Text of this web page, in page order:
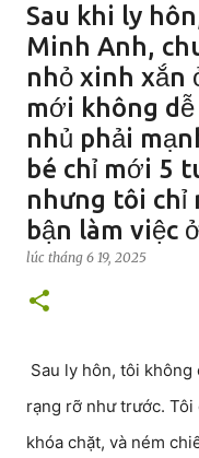
Sau khi ly
Minh Anh,
nhỏ xinh xắn
mới không
nhủ phải
bé chỉ mới 5
nhưng tôi chỉ
bận làm việc
lúc tháng 6 19, 2025
Sau ly hôn, tôi
rạng rỡ như trước.
khóa chặt, và ném